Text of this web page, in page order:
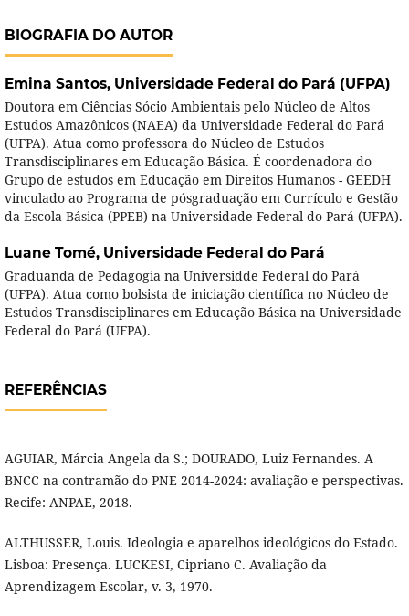
BIOGRAFIA DO AUTOR
Emina Santos, Universidade Federal do Pará (UFPA)
Doutora em Ciências Sócio Ambientais pelo Núcleo de Altos
Estudos Amazônicos (NAEA) da Universidade Federal do Pará
(UFPA). Atua como professora do Núcleo de Estudos
Transdisciplinares em Educação Básica. É coordenadora do
Grupo de estudos em Educação em Direitos Humanos - GEEDH
vinculado ao Programa de pósgraduação em Currículo e Gestão
da Escola Básica (PPEB) na Universidade Federal do Pará (UFPA).
Luane Tomé, Universidade Federal do Pará
Graduanda de Pedagogia na Universidde Federal do Pará
(UFPA). Atua como bolsista de iniciação científica no Núcleo de
Estudos Transdisciplinares em Educação Básica na Universidade
Federal do Pará (UFPA).
REFERÊNCIAS
AGUIAR, Márcia Angela da S.; DOURADO, Luiz Fernandes. A
BNCC na contramão do PNE 2014-2024: avaliação e perspectivas.
Recife: ANPAE, 2018.
ALTHUSSER, Louis. Ideologia e aparelhos ideológicos do Estado.
Lisboa: Presença. LUCKESI, Cipriano C. Avaliação da
Aprendizagem Escolar, v. 3, 1970.